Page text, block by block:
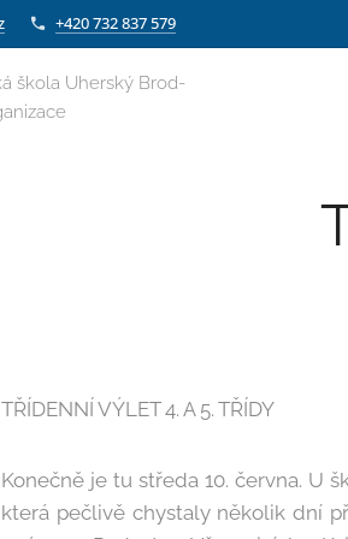
+420 732 837 579
škola Uherský Brod-
TŘÍDENNÍ VÝLET 4. A 5. TŘÍDY
Konečně je tu středa 10. června. U
která pečlivě chystaly několik dní